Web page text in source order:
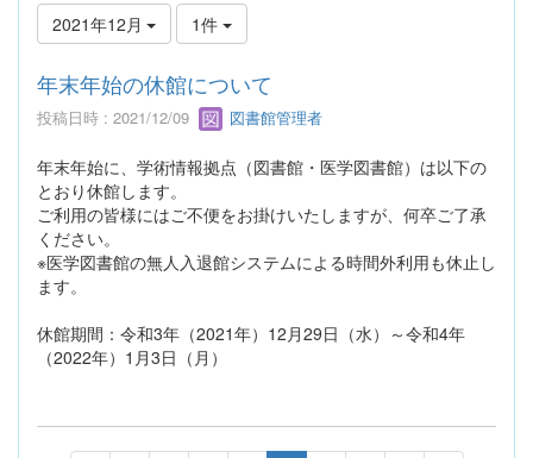
2021年12月 1件
年末年始の休館について
投稿日時 : 2021/12/09 図書館管理者
年末年始に、学術情報拠点（図書館・医学図書館）は以下の
とおり休館します。
ご利用の皆様にはご不便をお掛けいたしますが、何卒ご了承
ください。
※医学図書館の無人入退館システムによる時間外利用も休止し
ます。
休館期間：令和3年（2021年）12月29日（水）～令和4年
（2022年）1月3日（月）